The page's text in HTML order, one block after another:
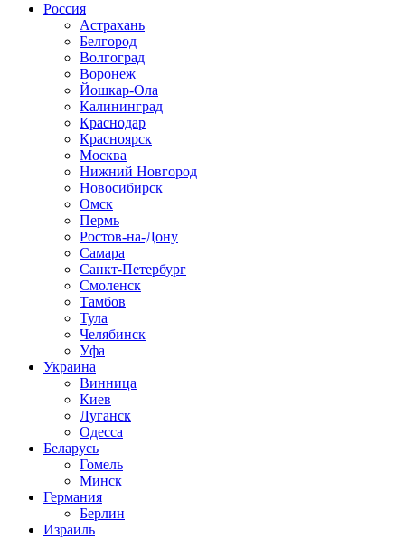
Россия
Астрахань
Белгород
Волгоград
Воронеж
Йошкар-Ола
Калининград
Краснодар
Красноярск
Москва
Нижний Новгород
Новосибирск
Омск
Пермь
Ростов-на-Дону
Самара
Санкт-Петербург
Смоленск
Тамбов
Тула
Челябинск
Уфа
Украина
Винница
Киев
Луганск
Одесса
Беларусь
Гомель
Минск
Германия
Берлин
Израиль